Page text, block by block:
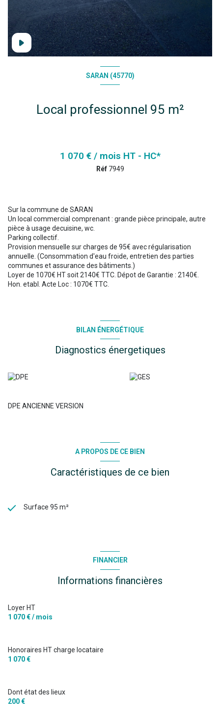
SARAN (45770)
Local professionnel 95 m²
1 070 € / mois HT - HC*
Réf 7949
Sur la commune de SARAN
Un local commercial comprenant : grande pièce principale, autre
pièce à usage decuisine, wc.
Parking collectif.
Provision mensuelle sur charges de 95€ avec régularisation
annuelle. (Consommation d'eau froide, entretien des parties
communes et assurance des bâtiments.)
Loyer de 1070€ HT soit 2140€ TTC. Dépot de Garantie : 2140€.
Hon. etabl. Acte Loc : 1070€ TTC.
BILAN ÉNERGÉTIQUE
Diagnostics énergetiques
DPE ANCIENNE VERSION
A PROPOS DE CE BIEN
Caractéristiques de ce bien
Surface 95 m²
FINANCIER
Informations financières
Loyer HT
1 070 € / mois
Honoraires HT charge locataire
1 070 €
Dont état des lieux
200 €